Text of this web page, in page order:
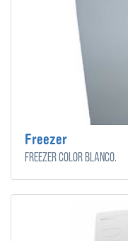
Freezer
Freezer color blanco.